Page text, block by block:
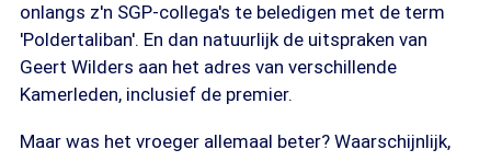
onlangs z'n SGP-collega's te beledigen met de term
'Poldertaliban'. En dan natuurlijk de uitspraken van
Geert Wilders aan het adres van verschillende
Kamerleden, inclusief de premier.
Maar was het vroeger allemaal beter? Waarschijnlijk,